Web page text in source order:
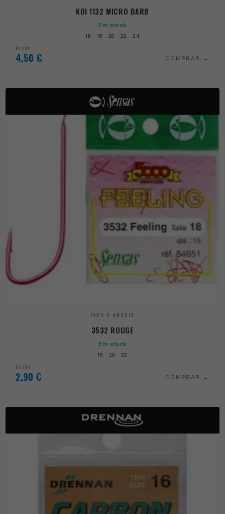
KOI 1132 MICRO BARB
Em stock
16 · 18 · 20 · 22 · 24
Desde
4,50 € COMPRAR
FIOS & ANZOIS
3532 ROUGE
Em stock
18 · 20 · 22
Desde
2,90 € COMPRAR